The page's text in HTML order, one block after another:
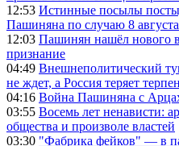
12:53 Истинные посылы
Пашиняна по случаю 8 августа
12:03 Пашинян нашёл нового
признание
04:49 Внешнеполитический
не ждет, а Россия теряет
04:16 Война Пашиняна с
03:55 Восемь лет ненависти:
общества и произволе властей
03:30 "Фабрика фейков" — в